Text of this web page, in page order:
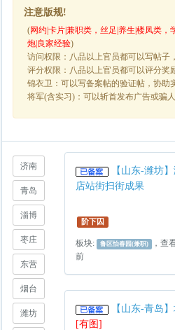
注意版规!
(网约|卡片|兼职类，丝足|养生|楼凤类，
炮|良家经验)
访问权限：八品以上官员都可以写帖子
评分权限：八品以上官员都可以评分奖
锦衣卫：可以写备案帖的验证帖，协助
将军(含实习)：可以斩首发布广告或骗
济南
青岛
淄博
枣庄
东营
烟台
潍坊
【山东-潍坊
店站街扫街成果
阶下囚
板块: 鲁区怡春园(兼职)
，查
前
【山东-青岛
[有图]